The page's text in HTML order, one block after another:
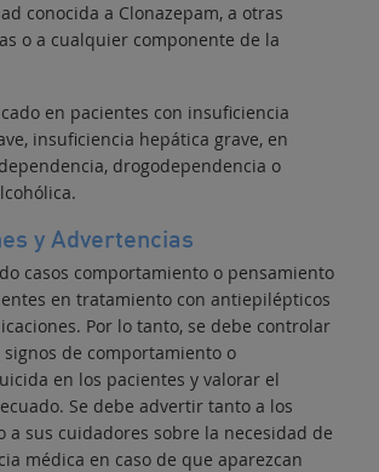
conocida a Clonazepam, a otras
o a cualquier componente de la
en pacientes con insuficiencia
insuficiencia hepática grave, en
drogodependencia o
y Advertencias
casos comportamiento o pensamiento
en tratamiento con antiepilépticos
Por lo tanto, se debe controlar
de comportamiento o
en los pacientes y valorar el
Se debe advertir tanto a los
a sus cuidadores sobre la necesidad de
médica en caso de que aparezcan